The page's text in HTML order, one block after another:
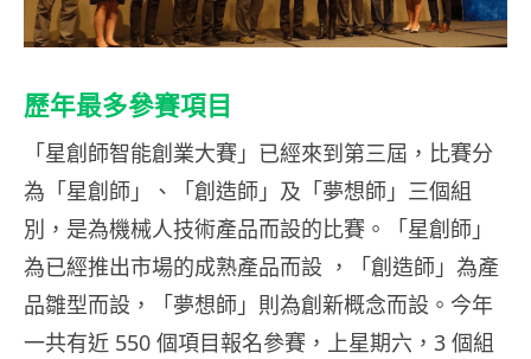
歷年最多參賽項目
「星創師智能創業大賽」已經來到第三屆，比賽分
為「星創師」、「創造師」及「夢想師」三個組
別，是為機械人技術產品而設的比賽。「星創師」
為已經推出市場的成熟產品而設 ，「創造師」為產
品雛型而設，「夢想師」則為創新概念而設。今年
一共有近 550 個項目報名參賽，上星期六，3 個組